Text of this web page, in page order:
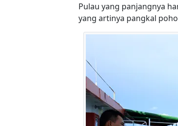
Pulau yang panjangnya
yang artinya pangkal